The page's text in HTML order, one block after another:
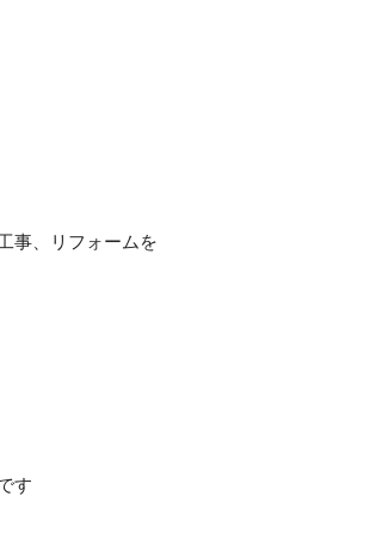
事、リフォームを
す